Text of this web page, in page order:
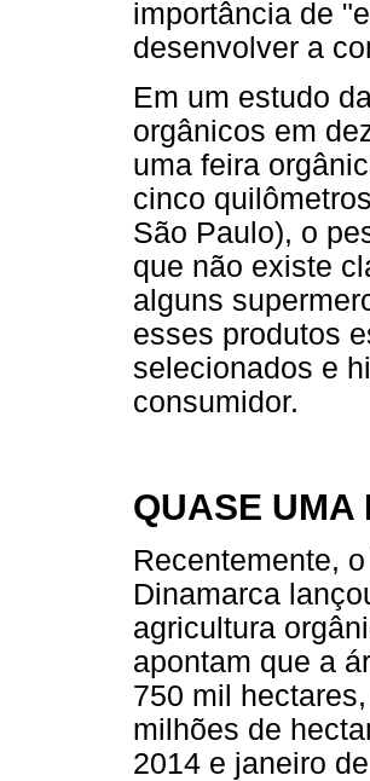
importância de
desenvolver a
Em um estudo
orgânicos em
uma feira
cinco
São Paulo), o
que não existe
alguns
esses produtos
selecionados e
consumidor.
QUASE UMA
Recentemente,
Dinamarca
agricultura
apontam que a
750 mil
milhões de
2014 e janeiro